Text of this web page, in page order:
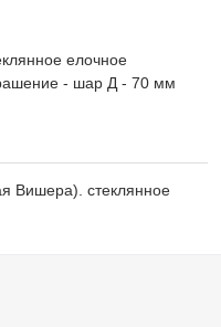
елочное
- шар Д - 70 мм
Вишера). стеклянное